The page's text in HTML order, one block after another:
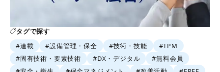
タグで探す
#連載
#設備管理・保全 #技術・技能
#TPM
#固有技術・要素技術
#DX・デジタル
#無料会員